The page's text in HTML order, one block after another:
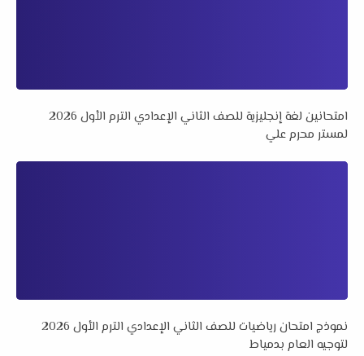
امتحانين لغة إنجليزية للصف الثاني الإعدادي الترم الأول 2026
لمستر محرم علي
نموذج امتحان رياضيات للصف الثاني الإعدادي الترم الأول 2026
لتوجيه العام بدمياط